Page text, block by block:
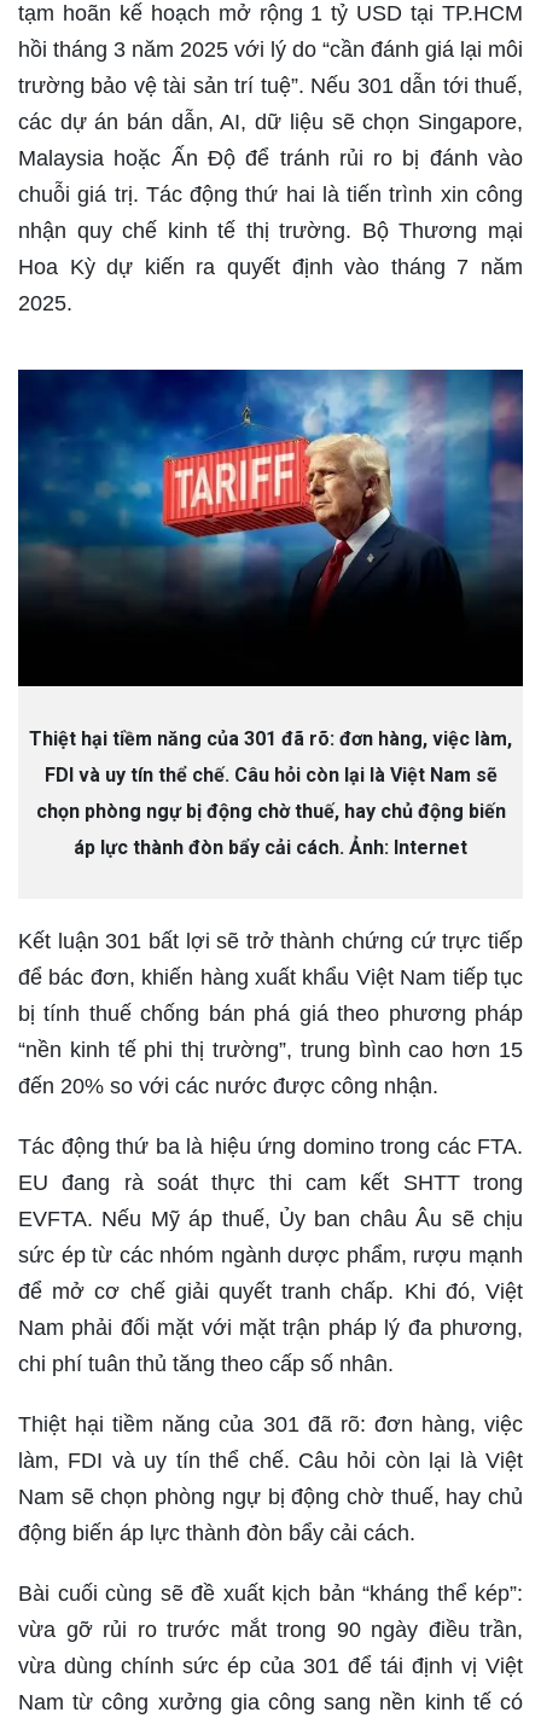
tạm hoãn kế hoạch mở rộng 1 tỷ USD tại TP.HCM
hồi tháng 3 năm 2025 với lý do “cần đánh giá lại môi
trường bảo vệ tài sản trí tuệ”. Nếu 301 dẫn tới thuế,
các dự án bán dẫn, AI, dữ liệu sẽ chọn Singapore,
Malaysia hoặc Ấn Độ để tránh rủi ro bị đánh vào
chuỗi giá trị. Tác động thứ hai là tiến trình xin công
nhận quy chế kinh tế thị trường. Bộ Thương mại
Hoa Kỳ dự kiến ra quyết định vào tháng 7 năm
2025.
Thiệt hại tiềm năng của 301 đã rõ: đơn hàng, việc làm,
FDI và uy tín thể chế. Câu hỏi còn lại là Việt Nam sẽ
chọn phòng ngự bị động chờ thuế, hay chủ động biến
áp lực thành đòn bẩy cải cách. Ảnh: Internet
Kết luận 301 bất lợi sẽ trở thành chứng cứ trực tiếp
để bác đơn, khiến hàng xuất khẩu Việt Nam tiếp tục
bị tính thuế chống bán phá giá theo phương pháp
“nền kinh tế phi thị trường”, trung bình cao hơn 15
đến 20% so với các nước được công nhận.
Tác động thứ ba là hiệu ứng domino trong các FTA.
EU đang rà soát thực thi cam kết SHTT trong
EVFTA. Nếu Mỹ áp thuế, Ủy ban châu Âu sẽ chịu
sức ép từ các nhóm ngành dược phẩm, rượu mạnh
để mở cơ chế giải quyết tranh chấp. Khi đó, Việt
Nam phải đối mặt với mặt trận pháp lý đa phương,
chi phí tuân thủ tăng theo cấp số nhân.
Thiệt hại tiềm năng của 301 đã rõ: đơn hàng, việc
làm, FDI và uy tín thể chế. Câu hỏi còn lại là Việt
Nam sẽ chọn phòng ngự bị động chờ thuế, hay chủ
động biến áp lực thành đòn bẩy cải cách.
Bài cuối cùng sẽ đề xuất kịch bản “kháng thể kép”:
vừa gỡ rủi ro trước mắt trong 90 ngày điều trần,
vừa dùng chính sức ép của 301 để tái định vị Việt
Nam từ công xưởng gia công sang nền kinh tế có